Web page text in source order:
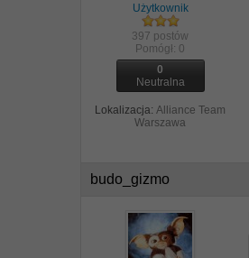
Użytkownik
397 postów
Pomógł: 0
0
Neutralna
Lokalizacja: Alliance Team
Warszawa
budo_gizmo